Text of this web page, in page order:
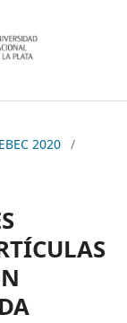
2020 /